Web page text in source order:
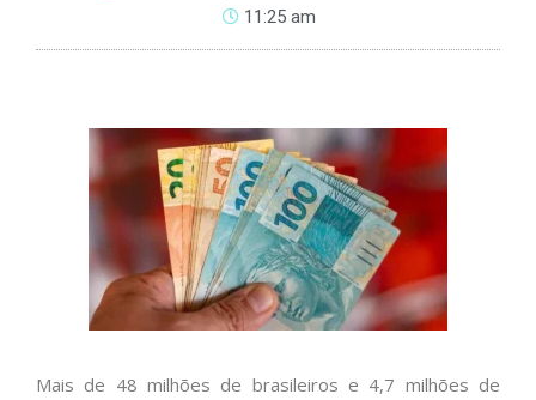
11:25 am
Mais de 48 milhões de brasileiros e 4,7 milhões de